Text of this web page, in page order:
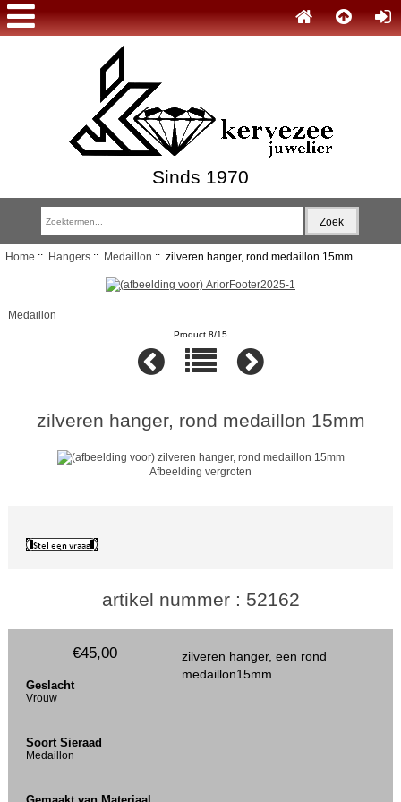
Sinds 1970
Home :: Hangers:: Medaillon :: zilveren hanger, rond medaillon 15mm
Medaillon
Product 8/15
zilveren hanger, rond medaillon 15mm
Afbeelding vergroten
artikel nummer : 52162
zilveren hanger, een rond
medaillon15mm
€45,00
Geslacht
Vrouw
Soort Sieraad
Medaillon